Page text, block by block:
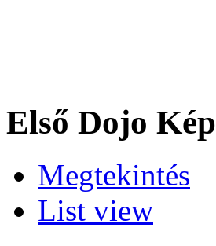
Első Dojo
Megtekintés
List view